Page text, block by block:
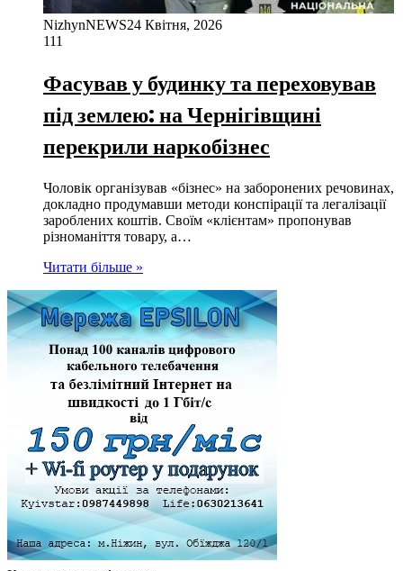
NizhynNEWS24 Квітня, 2026
111
Фасував у будинку та переховував
під землею: на Чернігівщині
перекрили наркобізнес
Чоловік організував «бізнес» на заборонених речовинах,
докладно продумавши методи конспірації та легалізації
зароблених коштів. Своїм «клієнтам» пропонував
різноманіття товару, а…
Читати більше »